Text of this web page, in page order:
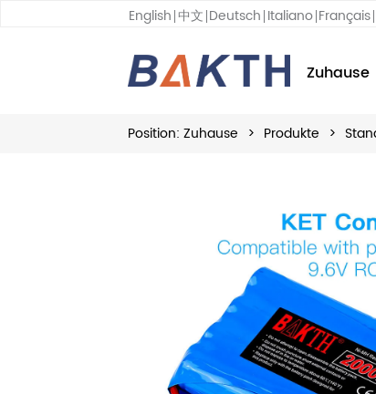
English 中文 Deutsch Italiano Français
Zuhause
Position: Zuhause > Produkte >